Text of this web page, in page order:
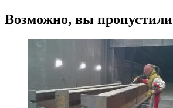
Возможно, вы пропустили